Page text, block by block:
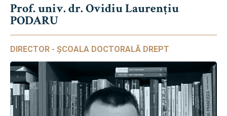
Prof. univ. dr. Ovidiu Laurențiu
PODARU
DIRECTOR - ȘCOALA DOCTORALĂ DREPT